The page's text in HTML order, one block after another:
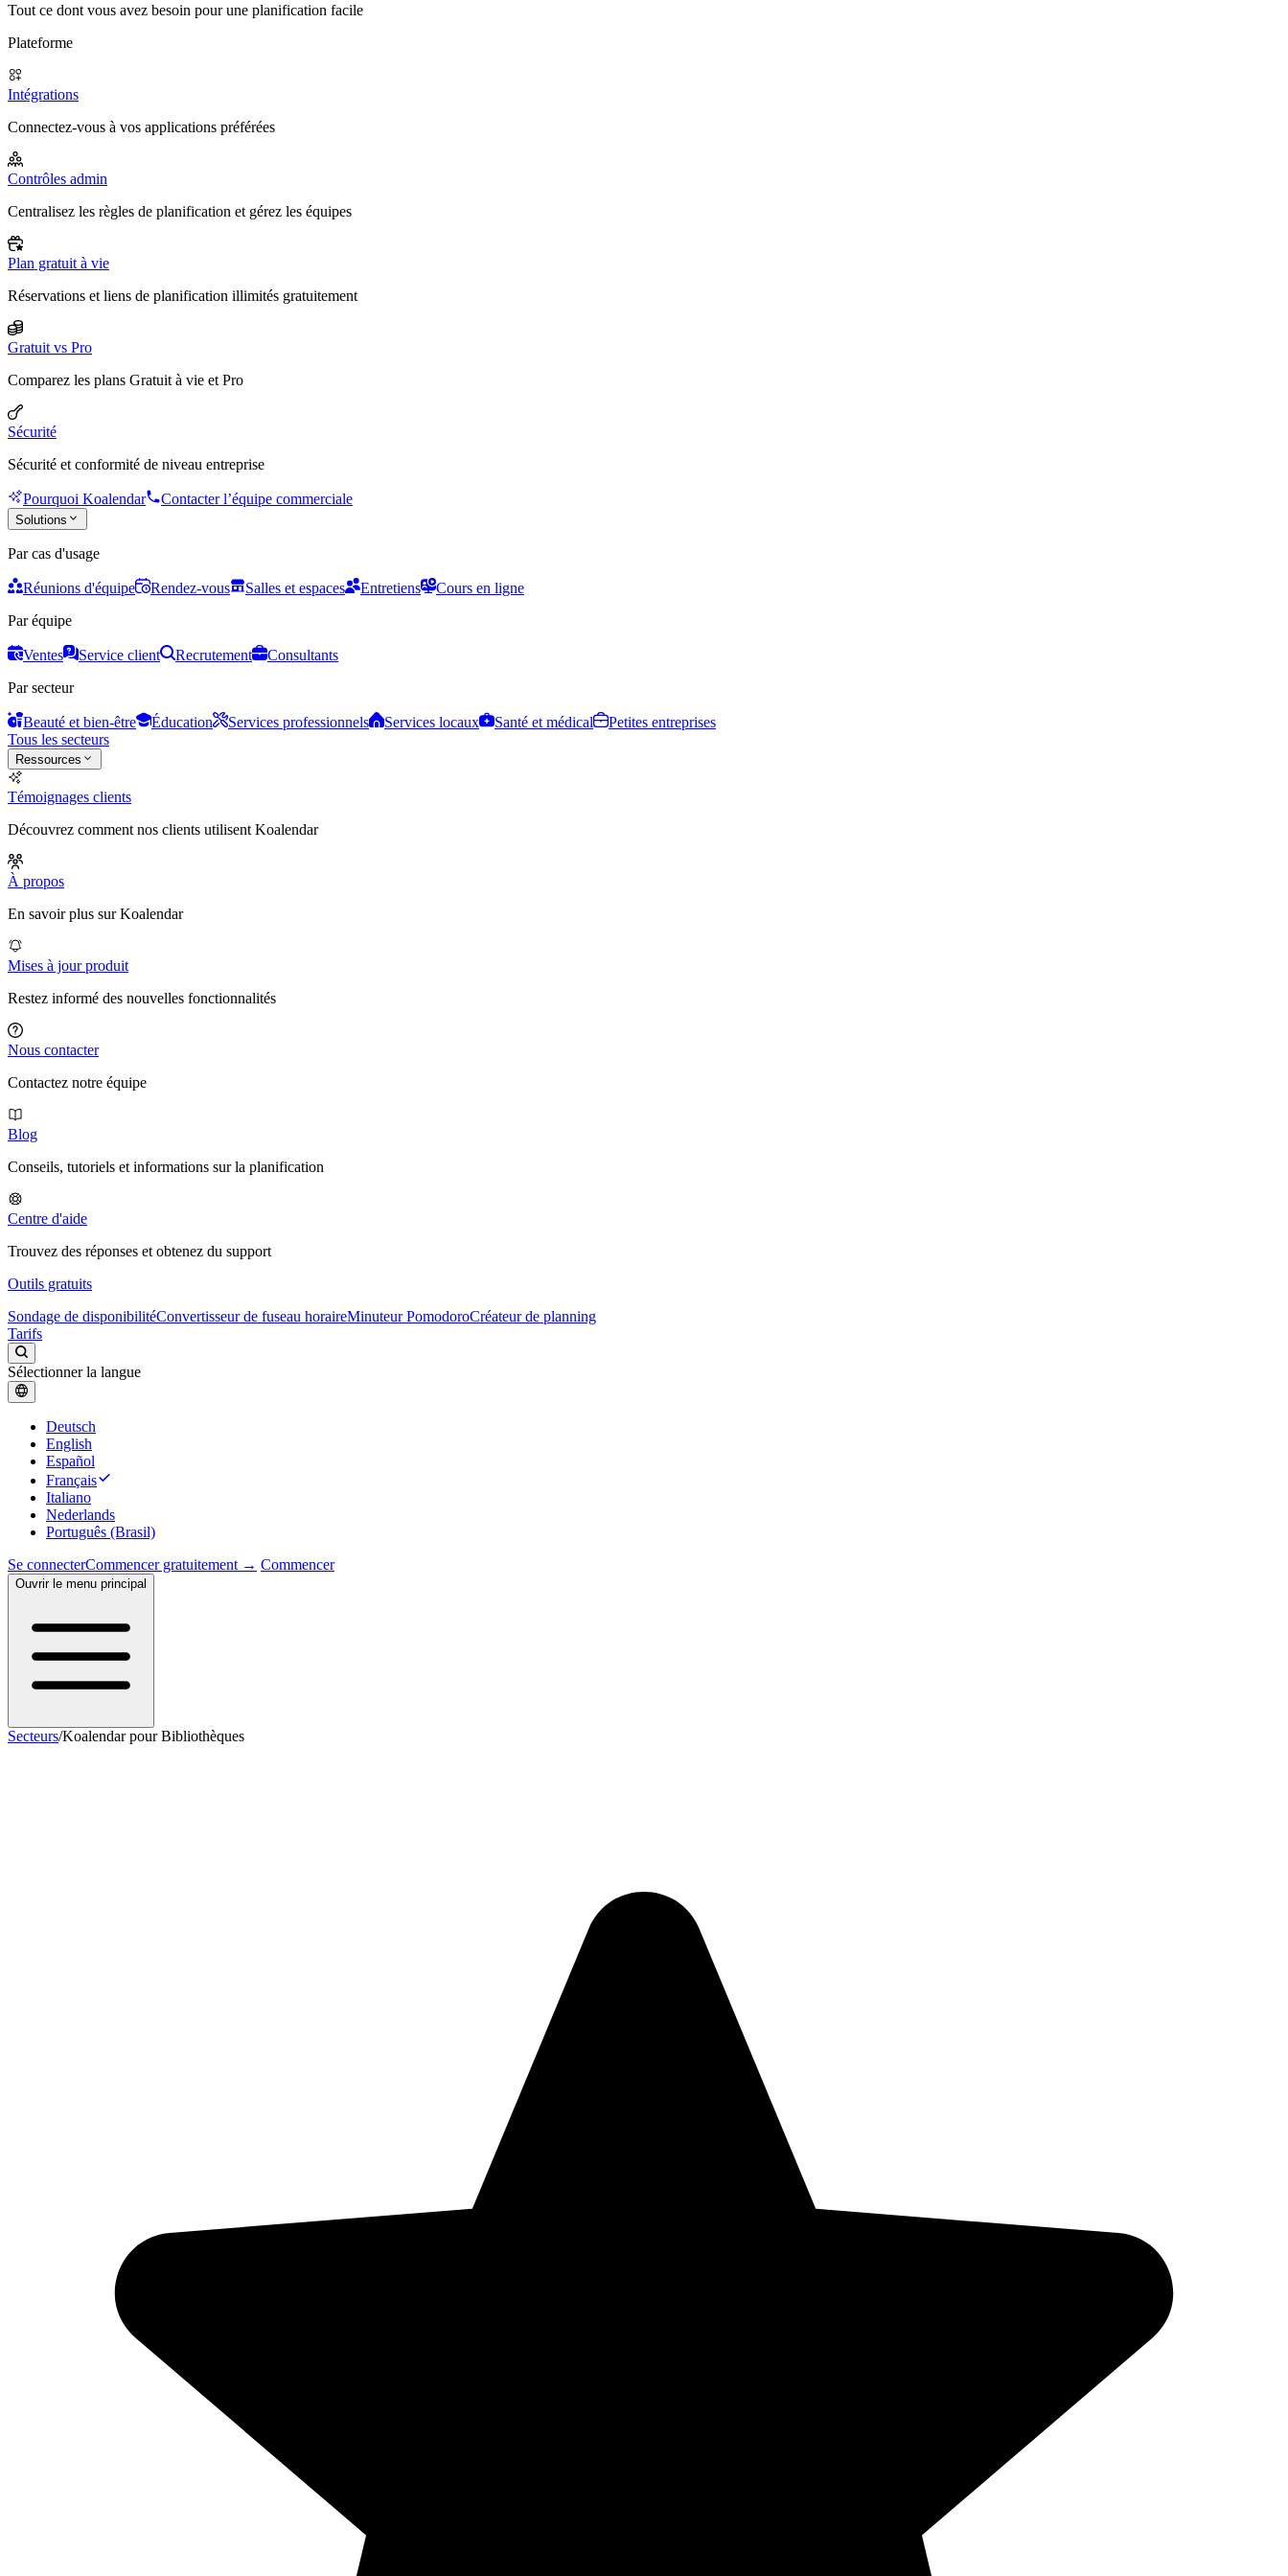
Tout ce dont vous avez besoin pour une planification facile
Plateforme
Intégrations
Connectez-vous à vos applications préférées
Contrôles admin
Centralisez les règles de planification et gérez les équipes
Plan gratuit à vie
Réservations et liens de planification illimités gratuitement
Gratuit vs Pro
Comparez les plans Gratuit à vie et Pro
Sécurité
Sécurité et conformité de niveau entreprise
Pourquoi Koalendar Contacter l’équipe commerciale
Solutions
Par cas d'usage
Réunions d'équipe Rendez-vous Salles et espaces Entretiens
Cours en ligne
Par équipe
Ventes Service client Recrutement
Consultants
Par secteur
Beauté et bien-être Éducation Services professionnels Services locaux Santé et médical
Petites entreprises
Tous les secteurs
Ressources
Témoignages clients
Découvrez comment nos clients utilisent Koalendar
À propos
En savoir plus sur Koalendar
Mises à jour produit
Restez informé des nouvelles fonctionnalités
Nous contacter
Contactez notre équipe
Blog
Conseils, tutoriels et informations sur la planification
Centre d'aide
Trouvez des réponses et obtenez du support
Outils gratuits
Sondage de disponibilitéConvertisseur de fuseau horaireMinuteur PomodoroCréateur de planning
Tarifs
Sélectionner la langue
Deutsch
English
Español
Français
Italiano
Nederlands
Português (Brasil)
Se connecterCommencer gratuitement → Commencer
Ouvrir le menu principal
Secteurs/Koalendar pour Bibliothèques